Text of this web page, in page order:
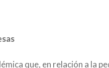
que, en relación a la